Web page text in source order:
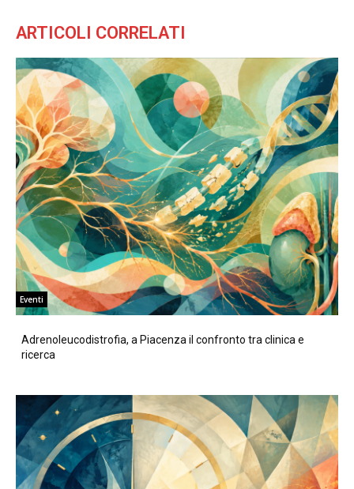
ARTICOLI CORRELATI
Eventi
Adrenoleucodistrofia, a Piacenza il confronto tra clinica e
ricerca